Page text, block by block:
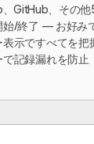
GitHub、その
始/終了 — お好み
示ですべてを把
記録漏れを防止